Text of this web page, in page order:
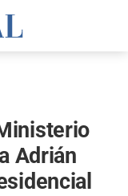
Adrián